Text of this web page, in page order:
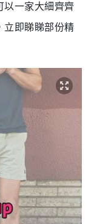
以一家大細齊齊
立即睇睇部份精